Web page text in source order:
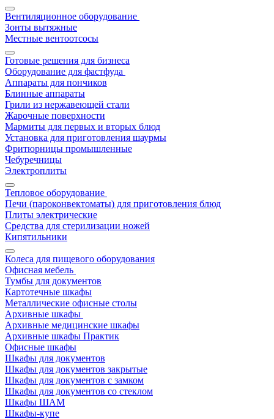
Вентиляционное оборудование
Зонты вытяжные
Местные вентоотсосы
Готовые решения для бизнеса
Оборудование для фастфуда
Аппараты для пончиков
Блинные аппараты
Грили из нержавеющей стали
Жарочные поверхности
Мармиты для первых и вторых блюд
Установка для приготовления шаурмы
Фритюрницы промышленные
Чебуречницы
Электроплиты
Тепловое оборудование
Печи (пароконвектоматы) для приготовления блюд
Плиты электрические
Средства для стерилизации ножей
Кипятильники
Колеса для пищевого оборудования
Офисная мебель
Тумбы для документов
Картотечные шкафы
Металлические офисные столы
Архивные шкафы
Архивные медицинские шкафы
Архивные шкафы Практик
Офисные шкафы
Шкафы для документов
Шкафы для документов закрытые
Шкафы для документов с замком
Шкафы для документов со стеклом
Шкафы ШАМ
Шкафы-купе